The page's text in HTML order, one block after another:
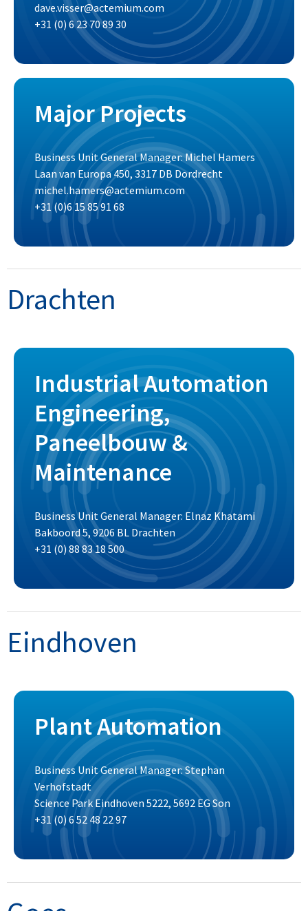
dave.visser@actemium.com
+31 (0) 6 23 70 89 30
Major Projects
Business Unit General Manager: Michel Hamers
Laan van Europa 450, 3317 DB Dordrecht
michel.hamers@actemium.com
+31 (0)6 15 85 91 68
Drachten
Industrial Automation
Engineering,
Paneelbouw &
Maintenance
Business Unit General Manager: Elnaz Khatami
Bakboord 5, 9206 BL Drachten
+31 (0) 88 83 18 500
Eindhoven
Plant Automation
Business Unit General Manager: Stephan
Verhofstadt
Science Park Eindhoven 5222, 5692 EG Son
+31 (0) 6 52 48 22 97